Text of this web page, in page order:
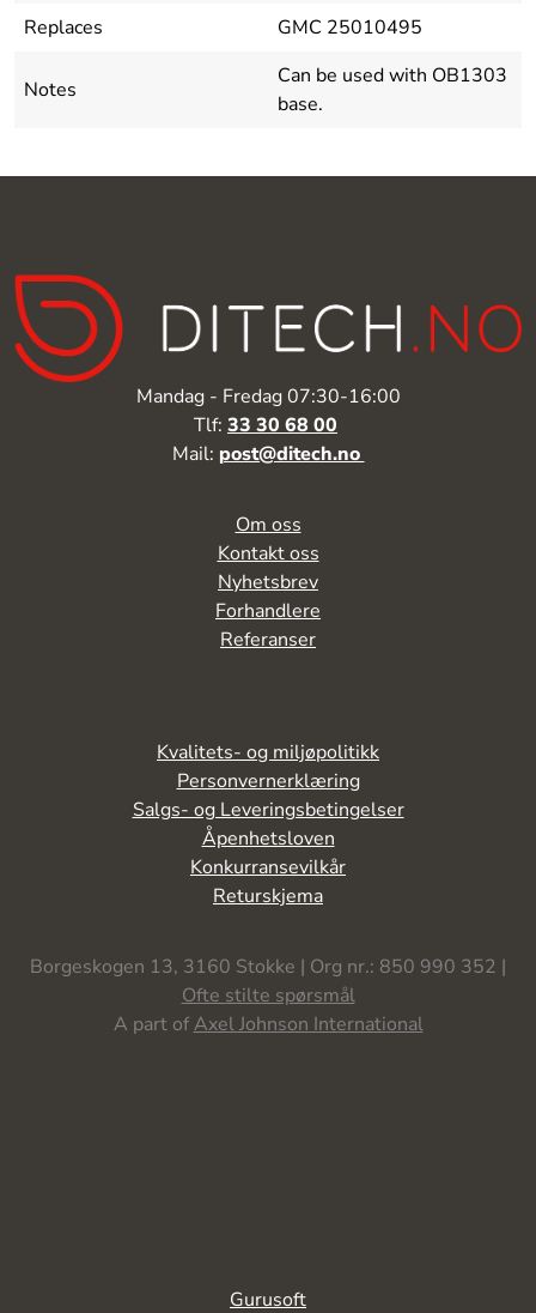
Replaces
GMC 25010495
Notes
Can be used with OB1303
base.
Mandag - Fredag 07:30-16:00
Tlf: 33 30 68 00
Mail: post@ditech.no
Kvalitets- og miljøpolitikk
Personvernerklæring
Salgs- og Leveringsbetingelser
Åpenhetsloven
Konkurransevilkår
Returskjema
Om oss
Kontakt oss
Nyhetsbrev
Forhandlere
Referanser
Borgeskogen 13, 3160 Stokke | Org nr.: 850 990 352 |
Ofte stilte spørsmål
A part ofAxel Johnson International
Gurusoft